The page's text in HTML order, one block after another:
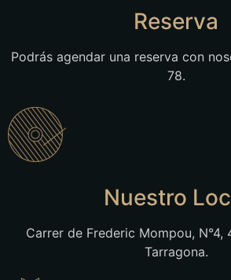
Reserva
Podrás agendar una reserva con
78.
Nuestro
Carrer de Frederic Mompou, N°4,
Tarragona.